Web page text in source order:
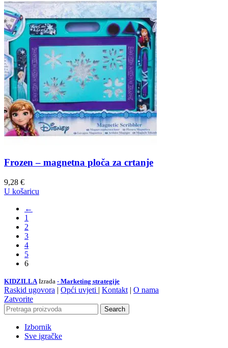
Frozen – magnetna ploča za crtanje
9,28 €
U košaricu
←
1
2
3
4
5
6
KIDZILLA Izrada - Marketing strategije
Raskid ugovora | Opći uvjeti | Kontakt | O nama
Zatvorite
Search
Izbornik
Sve igračke